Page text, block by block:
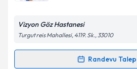
Vizyon Göz Hastanesi
Turgut reis Mahallesi, 4119. Sk., 33010
Randevu
Randevu Takvimi Talebi